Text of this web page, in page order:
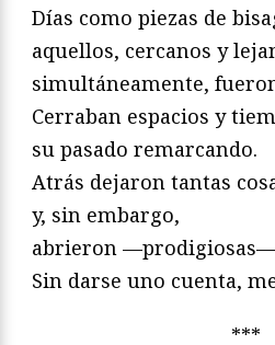
Días como piezas de
aquellos, cercanos y
simultáneamente,
Cerraban espacios y
su pasado remarcando.
Atrás dejaron tantas
y, sin embargo,
abrieron
Sin darse uno cuenta,
***